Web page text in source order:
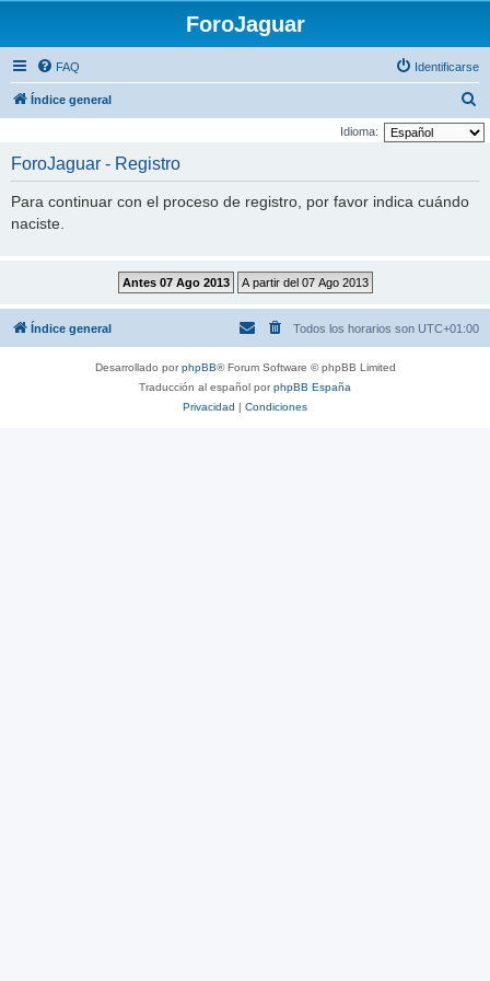
ForoJaguar
FAQ Identificarse
Índice general
u
Idioma:
ForoJaguar - Registro
Para continuar con el proceso de registro, por favor indica cuándo
naciste.
Índice general Todos los horarios son UTC+01:00
Desarrollado porphpBB® Forum Software © phpBB Limited
Traducción al español porphpBB España
Privacidad
Condiciones